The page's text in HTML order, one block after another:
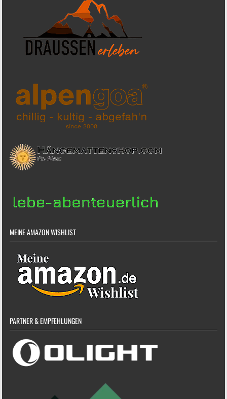
MEINE AMAZON WISHLIST
PARTNER & EMPFEHLUNGEN